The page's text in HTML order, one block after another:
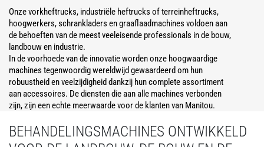
Onze vorkheftrucks, industriële heftrucks of terreinheftrucks,
hoogwerkers, schrankladers en graaflaadmachines voldoen aan
de behoeften van de meest veeleisende professionals in de bouw,
landbouw en industrie.
In de voorhoede van de innovatie worden onze hoogwaardige
machines tegenwoordig wereldwijd gewaardeerd om hun
robuustheid en veelzijdigheid dankzij hun complete assortiment
aan accessoires. De diensten die aan alle machines verbonden
zijn, zijn een echte meerwaarde voor de klanten van Manitou.
BEHANDELINGSMACHINES ONTWIKKELD